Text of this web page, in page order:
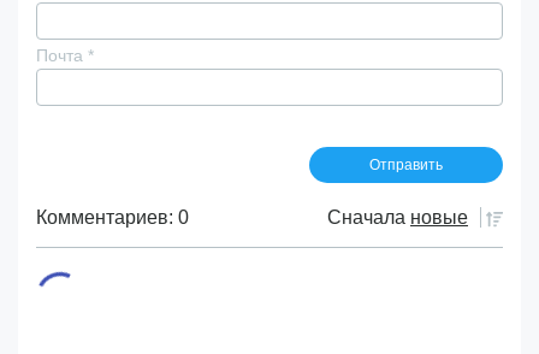
Почта *
Комментариев: 0 Сначала новые